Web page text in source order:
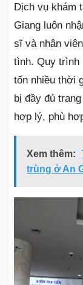
Dịch vụ khám
Giang luôn
sĩ và nhân
tình. Quy trình
tốn nhiều thời
bị đầy đủ
hợp lý, phù
Xem thêm:
trùng ở An